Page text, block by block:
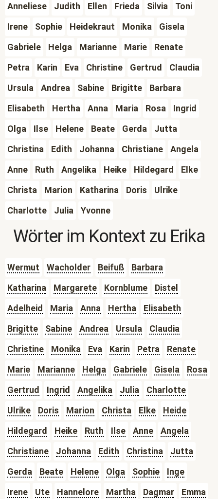
Anneliese
Judith Ellen Frieda Silvia
Toni
Irene
Sophie Heidekraut Monika
Gisela
Gabriele
Helga Marianne Marie
Renate
Petra
Karin Eva Christine Gertrud
Claudia
Ursula
Andrea Sabine Brigitte
Barbara
Elisabeth
Hertha Anna Maria Rosa
Ingrid
Olga
Ilse Helene Beate Gerda
Jutta
Christina
Edith Johanna Christiane
Angela
Anne
Ruth Angelika Heike Hildegard
Elke
Christa
Marion Katharina Doris
Ulrike
Charlotte
Julia Yvonne
Wörter im Kontext zu Erika
Wermut Wacholder Beifuß
Barbara
Katharina
Margarete Kornblume
Distel
Adelheid
Maria Anna Hertha
Elisabeth
Brigitte
Sabine Andrea Ursula
Claudia
Christine
Monika Eva Karin Petra
Renate
Marie
Marianne Helga Gabriele Gisela
Rosa
Gertrud
Ingrid Angelika Julia
Charlotte
Ulrike
Doris Marion Christa Elke
Heide
Hildegard
Heike Ruth Ilse Anne
Angela
Christiane
Johanna Edith Christina
Jutta
Gerda
Beate Helene Olga Sophie
Inge
Irene
Ute Hannelore Martha Dagmar Emma